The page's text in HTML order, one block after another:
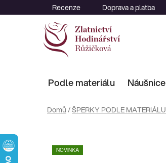
na
Recenze Doprava a platba
Podle materiálu Náušnice
Domů /ŠPERKY PODLE MATERIÁLU
NOVINKA